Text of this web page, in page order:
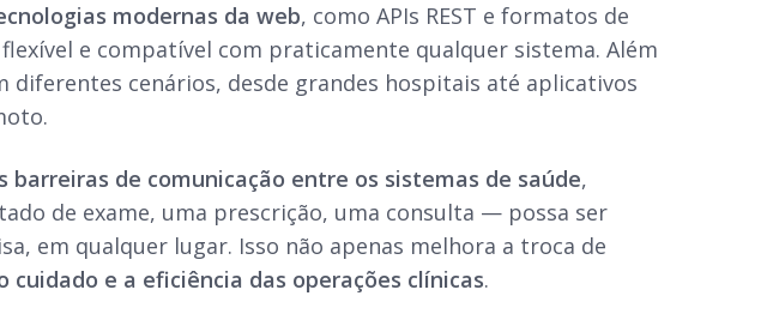
modernas da web, como APIs REST e formatos de
e compatível com praticamente qualquer sistema. Além
diferentes cenários, desde grandes hospitais até aplicativos
barreiras de comunicação entre os sistemas de saúde,
de exame, uma prescrição, uma consulta — possa ser
em qualquer lugar. Isso não apenas melhora a troca de
cuidado e a eficiência das operações clínicas.